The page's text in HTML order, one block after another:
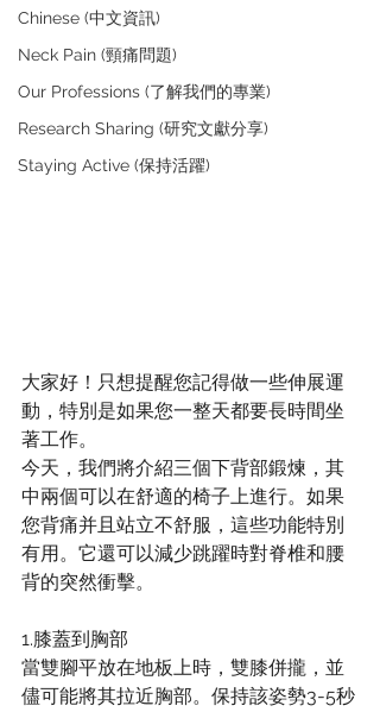
Chinese (中文資訊)
Neck Pain (頸痛問題)
Our Professions (了解我們的專業)
Research Sharing (研究文獻分享)
Staying Active (保持活躍)
大家好！只想提醒您記得做一些伸展運
動，特別是如果您一整天都要長時間坐
著工作。
今天，我們將介紹三個下背部鍛煉，其
中兩個可以在舒適的椅子上進行。如果
您背痛并且站立不舒服，這些功能特別
有用。它還可以減少跳躍時對脊椎和腰
背的突然衝擊。
1.膝蓋到胸部
當雙腳平放在地板上時，雙膝併攏，並
儘可能將其拉近胸部。保持該姿勢3-5秒